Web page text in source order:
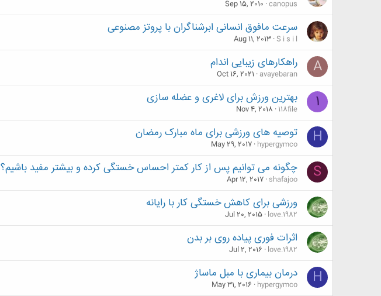
canopus
Sep 15, 2010
سرعت مافوق انسانی ابرشناگران با پروتز مصنوعی
S i s i l
Aug 11, 2013
A راهکارهای زیبایی اندام
avayebaran
Oct 16, 2021
1 بهترین ورزش برای لاغری و عضله سازی
118file
Nov 4, 2018
H توصیه های ورزشی برای ماه مبارک رمضان
hypergymco
May 29, 2017
S چگونه می توانیم پس از کار کمتر احساس خستگی کرده و بیشتر مفید باشیم؟
shafajoo
Apr 12, 2017
ورزشی برای کاهش خستگی کار با رایانه
love.1982
Jul 20, 2015
اثرات فوری پیاده روی بر بدن
love.1982
Jul 2, 2016
H درمان بیماری با مبل ماساژ
hypergymco
May 31, 2016